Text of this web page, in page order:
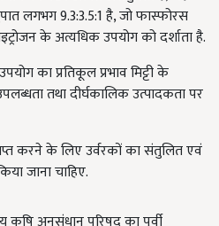
लगभग 9.3:3.5:1 है, जो फास्फोरस
के अत्यधिक उपयोग को दर्शाता है.
का प्रतिकूल प्रभाव मिट्टी के
तथा दीर्घकालिक उत्पादकता पर
करने के लिए उर्वरकों का संतुलित एवं
जाना चाहिए.